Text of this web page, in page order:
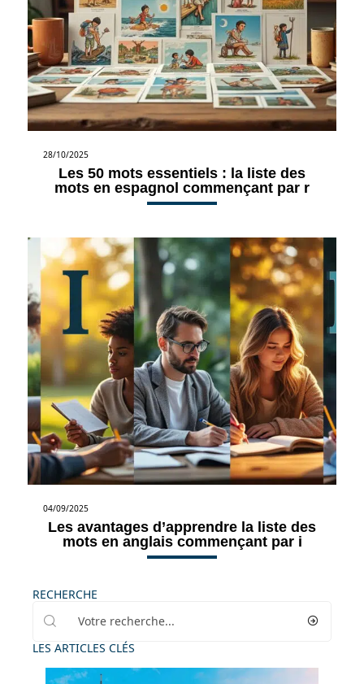
28/10/2025
Les 50 mots essentiels : la liste des
mots en espagnol commençant par r
04/09/2025
Les avantages d’apprendre la liste des
mots en anglais commençant par i
RECHERCHE
LES ARTICLES CLÉS